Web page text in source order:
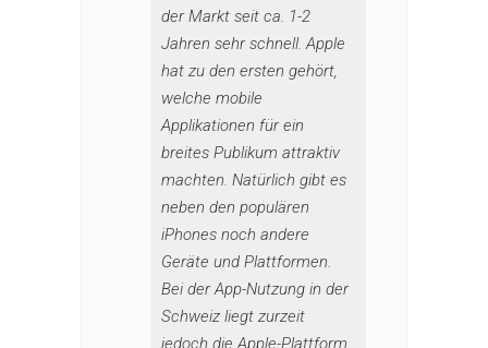
der Markt seit ca. 1-2
Jahren sehr schnell. Apple
hat zu den ersten gehört,
welche mobile
Applikationen für ein
breites Publikum attraktiv
machten. Natürlich gibt es
neben den populären
iPhones noch andere
Geräte und Plattformen.
Bei der App-Nutzung in der
Schweiz liegt zurzeit
jedoch die Apple-Plattform